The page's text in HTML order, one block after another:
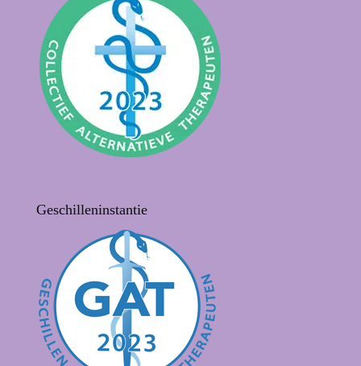
Geschilleninstantie